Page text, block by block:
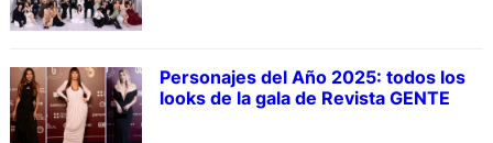
Personajes del Año 2025: todos los
looks de la gala de Revista GENTE